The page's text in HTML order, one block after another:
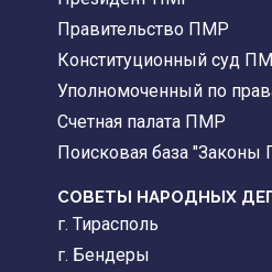
Правительство ПМР
Конституционный суд
Уполномоченный по
Счетная палата ПМР
Поисковая база
СОВЕТЫ НАРОДНЫХ
г. Тирасполь
г. Бендеры